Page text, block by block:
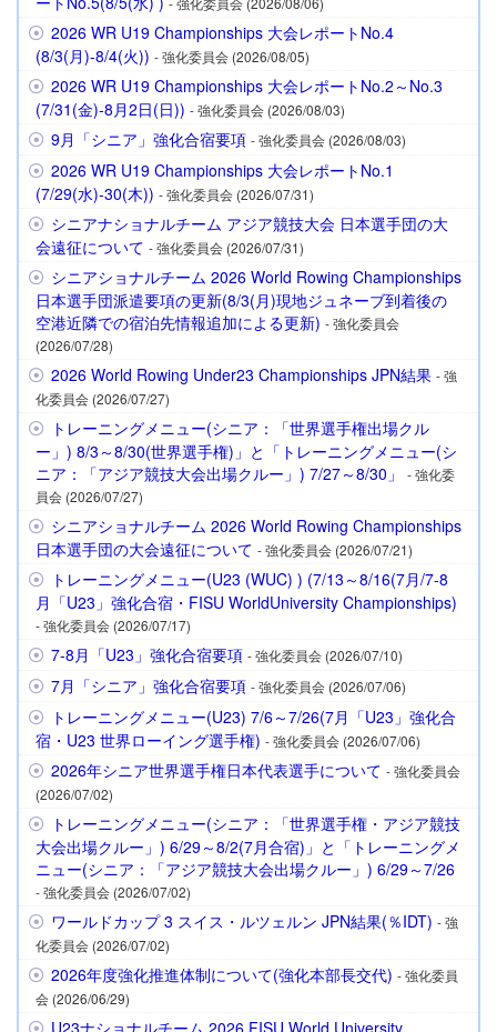
2026 WR U19 Championships 大会レポートNo.4
(8/3(月)-8/4(火)) - 強化委員会 (2026/08/05)
2026 WR U19 Championships 大会レポートNo.2～No.3
(7/31(金)-8月2日(日)) - 強化委員会 (2026/08/03)
9月「シニア」強化合宿要項 - 強化委員会 (2026/08/03)
2026 WR U19 Championships 大会レポートNo.1
(7/29(水)-30(木)) - 強化委員会 (2026/07/31)
シニアナショナルチーム アジア競技大会 日本選手団の大
会遠征について - 強化委員会 (2026/07/31)
シニアショナルチーム 2026 World Rowing Championships
日本選手団派遣要項の更新(8/3(月)現地ジュネーブ到着後の
空港近隣での宿泊先情報追加による更新) - 強化委員会
(2026/07/28)
2026 World Rowing Under23 Championships JPN結果 - 強
化委員会 (2026/07/27)
トレーニングメニュー(シニア：「世界選手権出場クル
ー」) 8/3～8/30(世界選手権)」と「トレーニングメニュー(シ
ニア：「アジア競技大会出場クルー」) 7/27～8/30」
- 強化委
員会 (2026/07/27)
シニアショナルチーム 2026 World Rowing Championships
日本選手団の大会遠征について - 強化委員会 (2026/07/21)
トレーニングメニュー(U23 (WUC) ) (7/13～8/16(7月/7-8
月「U23」強化合宿・FISU WorldUniversity Championships)
- 強化委員会 (2026/07/17)
7-8月「U23」強化合宿要項 - 強化委員会 (2026/07/10)
7月「シニア」強化合宿要項 - 強化委員会 (2026/07/06)
トレーニングメニュー(U23) 7/6～7/26(7月「U23」強化合
宿・U23 世界ローイング選手権) - 強化委員会 (2026/07/06)
2026年シニア世界選手権日本代表選手について - 強化委員会
(2026/07/02)
トレーニングメニュー(シニア：「世界選手権・アジア競技
大会出場クルー」) 6/29～8/2(7月合宿)」と「トレーニングメ
ニュー(シニア：「アジア競技大会出場クルー」) 6/29～7/26
- 強化委員会 (2026/07/02)
ワールドカップ 3 スイス・ルツェルン JPN結果(％IDT) - 強
化委員会 (2026/07/02)
2026年度強化推進体制について(強化本部長交代) - 強化委員
会 (2026/06/29)
U23ナショナルチーム 2026 FISU World University